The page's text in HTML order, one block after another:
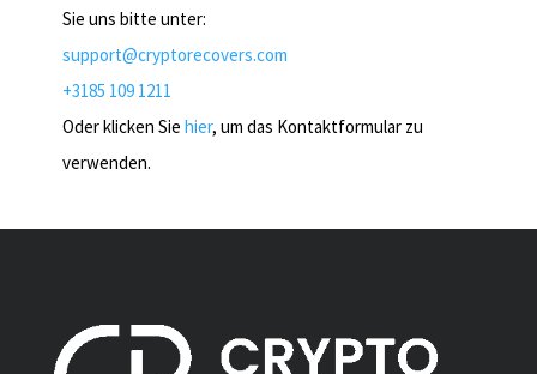
Sie uns bitte unter:
support@cryptorecovers.com
+3185 109 1211
Oder klicken Sie hier, um das Kontaktformular zu
verwenden.